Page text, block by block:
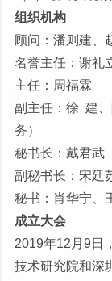
组织机构
顾问：潘则建、
名誉主任：谢礼
主任：周福霖
副主任：徐 建
务）
秘书长：戴君武
副秘书长：宋廷
秘书：肖华宁、
成立大会
2019年12月9日
技术研究院和深